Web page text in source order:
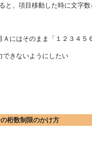
と、項目移動した時に文字
にはそのまま「１２３４５
きないようにしたい
桁数制限のかけ方